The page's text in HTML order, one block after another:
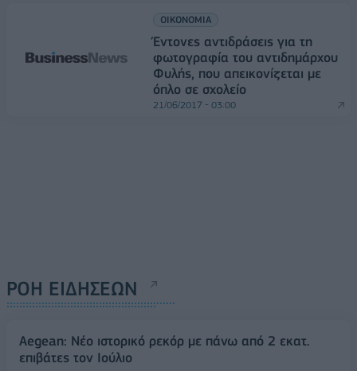
ΟΙΚΟΝΟΜΙΑ
Έντονες αντιδράσεις για τη
φωτογραφία του αντιδημάρχου
Φυλής, που απεικονίζεται με
όπλο σε σχολείο
21/06/2017 - 03:00
ΡΟΗ ΕΙΔΗΣΕΩΝ
Aegean: Νέο ιστορικό ρεκόρ με πάνω από 2 εκατ.
επιβάτες τον Ιούλιο